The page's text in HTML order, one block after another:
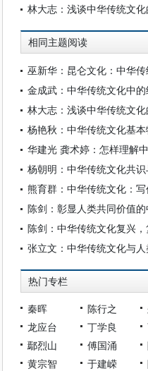
林大志：浅谈中华传统文
相同主题阅读
林大志：浅谈中华传统文
杨艳秋：中华传统文化基
杨朝明：中华传统文化共
陈剑：彰显人类共同价值
陈剑：中华传统文化复兴，
张立文：中华传统文化与
热门专栏
秦晖 陈行之
龙应台
丁学良
鄢烈山
傅国涌
黄宗智
于建嵘